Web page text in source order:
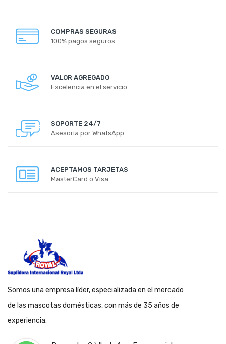
COMPRAS SEGURAS
100% pagos seguros
VALOR AGREGADO
Excelencia en el servicio
SOPORTE 24/7
Asesoría por WhatsApp
ACEPTAMOS TARJETAS
MasterCard o Visa
Somos una empresa líder, especializada en el mercado
de las mascotas domésticas, con más de 35 años de
experiencia.